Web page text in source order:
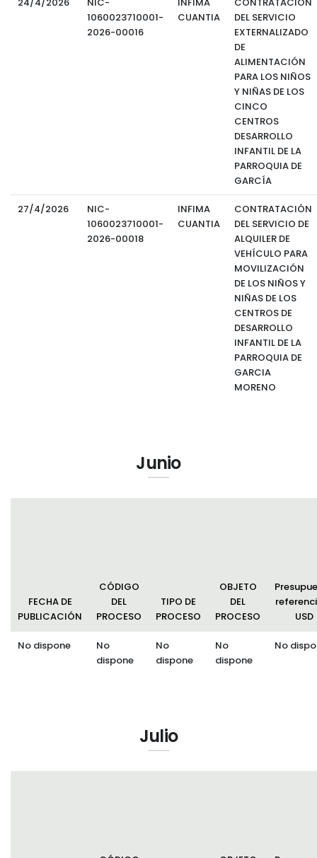
1060023710001-
2026-00016
CUANTIA
DEL SERVICIO
EXTERNALIZADO
DE
ALIMENTACIÓN
PARA LOS NIÑOS
Y NIÑAS DE LOS
CINCO
CENTROS
DESARROLLO
INFANTIL DE LA
PARROQUIA DE
GARCÍA
27/4/2026
NIC-
1060023710001-
2026-00018
INFIMA
CUANTIA
CONTRATACIÓN
DEL SERVICIO DE
ALQUILER DE
VEHÍCULO PARA
MOVILIZACIÓN
DE LOS NIÑOS Y
NIÑAS DE LOS
CENTROS DE
DESARROLLO
INFANTIL DE LA
PARROQUIA DE
GARCIA
MORENO
Junio
FECHA DE
PUBLICACIÓN
CÓDIGO
DEL
PROCESO
TIPO DE
PROCESO
OBJETO
DEL
PROCESO
USD
No dispone
No
dispone
No
dispone
No
dispone
No
Julio